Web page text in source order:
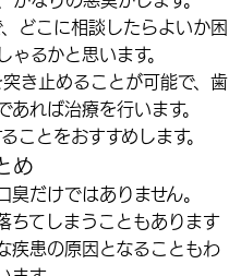
どこに相談したらよいか困
るかと思います。
き止めることが可能で、歯
れば治療を行います。
ことをおすすめします。
め
だけではありません。
ちてしまうこともあります
疾患の原因となることもわ